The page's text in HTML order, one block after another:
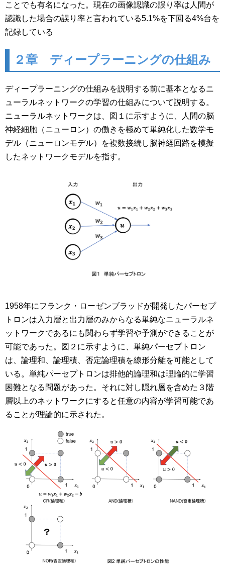
ことでも有名になった。現在の画像認識の誤り率は人間が
認識した場合の誤り率と言われている5.1%を下回る4%台を
記録している
２章 ディープラーニングの仕組み
ディープラーニングの仕組みを説明する前に基本となるニ
ューラルネットワークの学習の仕組みについて説明する。
ニューラルネットワークは、図１に示すように、人間の脳
神経細胞（ニューロン）の働きを極めて単純化した数学モ
デル（ニューロンモデル）を複数接続し脳神経回路を模擬
したネットワークモデルを指す。
1958年にフランク・ローゼンブラッドが開発したパーセプ
トロンは入力層と出力層のみからなる単純なニューラルネ
ットワークであるにも関わらず学習や予測ができることが
可能であった。図２に示すように、単純パーセプトロン
は、論理和、論理積、否定論理積を線形分離を可能として
いる。単純パーセプトロンは排他的論理和は理論的に学習
困難となる問題があった。それに対し隠れ層を含めた３階
層以上のネットワークにすると任意の内容が学習可能であ
ることが理論的に示された。